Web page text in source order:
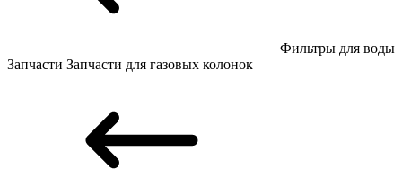
Фильтры для воды
Запчасти Запчасти для газовых колонок